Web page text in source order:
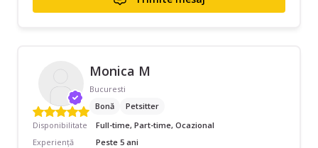
Monica M
Bucuresti
Bonă
Petsitter
Disponibilitate
Full-time, Part-time, Ocazional
Experiență
Peste 5 ani